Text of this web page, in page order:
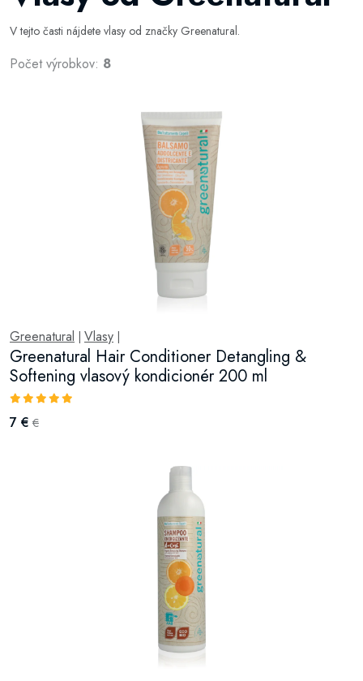
V tejto časti nájdete vlasy od značky Greenatural.
Počet výrobkov: 8
Greenatural Vlasy
Greenatural Hair Conditioner Detangling &
Softening vlasový kondicionér 200 ml
7 € €